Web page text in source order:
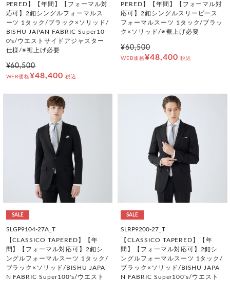
PERED】【年間】【フォーマル対
応可】2釦シングルフォーマルス
ーツ 1タック/ブラック×ソリッド/
BISHU JAPAN FABRIC Super10
0's/ウエストサイドアジャスター
仕様/※裾上げ必要
¥60,500
WEB価格¥48,400 税込
PERED】【年間】【フォーマル対
応可】2釦シングルスリーピース
フォーマルスーツ 1タック/ブラッ
ク×ソリッド/※裾上げ必要
¥60,500
WEB価格¥48,400 税込
SALE
SLGP9104-27A_T
【CLASSICO TAPERED】【年
間】【フォーマル対応可】2釦シ
ングルフォーマルスーツ 1タック/
ブラック×ソリッド/BISHU JAPA
N FABRIC Super100's/ウエスト
SALE
SLRP9200-27_T
【CLASSICO TAPERED】【年
間】【フォーマル対応可】2釦シ
ングルフォーマルスーツ 1タック/
ブラック×ソリッド/BISHU JAPA
N FABRIC Super100's/ウエスト